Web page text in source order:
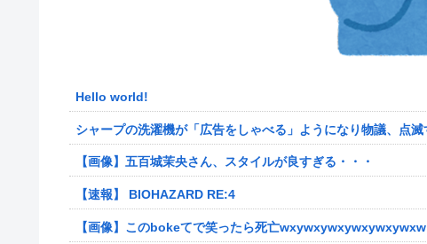
Hello world!
【画像】五百城茉央さん、スタイルが良すぎる・・・
【速報】 BIOHAZARD RE:4
【画像】このbokeてで笑ったら死亡wxywxywxywxywxywxw